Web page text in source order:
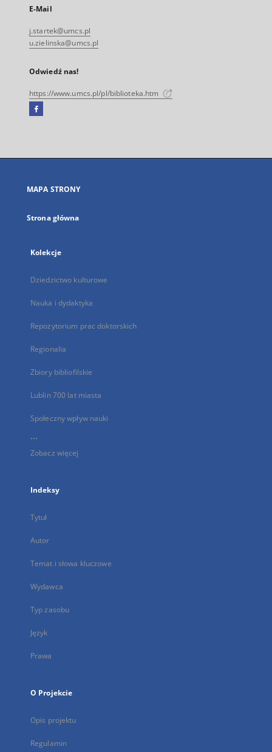
E-Mail
j.startek@umcs.pl
u.zielinska@umcs.pl
Odwiedź nas!
https://www.umcs.pl/pl/biblioteka.htm
Facebook
się
karcie
MAPA STRONY
Strona główna
Kolekcje
Dziedzictwo kulturowe
Nauka i dydaktyka
Repozytorium prac doktorskich
Regionalia
Zbiory bibliofilskie
Lublin 700 lat miasta
Społeczny wpływ nauki
...
Zobacz więcej
Indeksy
Tytuł
Autor
Temat i słowa kluczowe
Wydawca
Typ zasobu
Język
Prawa
O Projekcie
Opis projektu
Regulamin